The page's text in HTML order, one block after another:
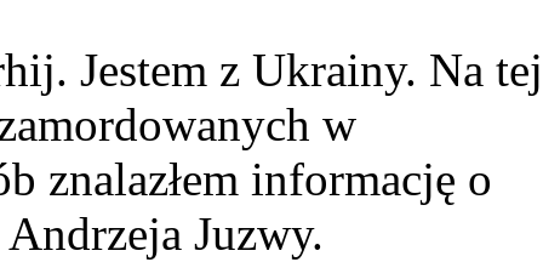
Jestem z Ukrainy. Na tej
w
znalazłem informację o
Juzwy.